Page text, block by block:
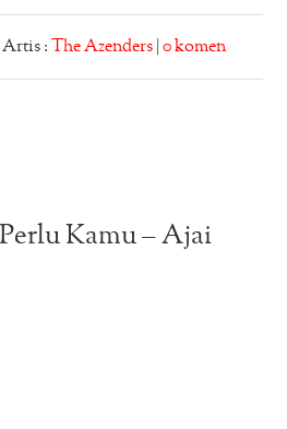
| Artis : The Azenders |0 komen
Kamu – Ajai